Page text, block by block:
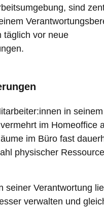
sind
täglich vor neue
in seinem
im Homeoffice
im Büro fast
physischer
seiner Verantwortung
verwalten und